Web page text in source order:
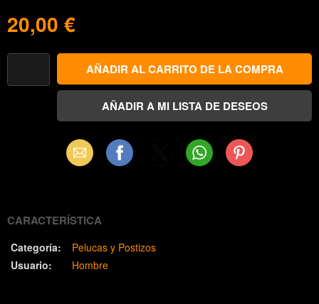
20,00 €
Email Facebook WhatsAppPinterest
CARACTERÍSTICA
Categoría:
Pelucas y Postizos
Usuario:
Hombre